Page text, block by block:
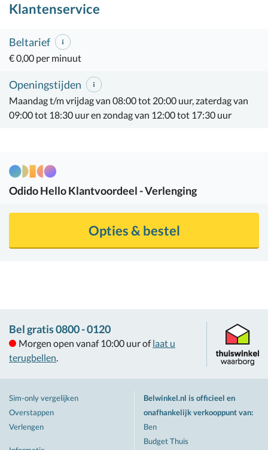
Klantenservice
Beltarief
€ 0,00 per minuut
Openingstijden
Maandag t/m vrijdag van 08:00 tot 20:00 uur, zaterdag van
09:00 tot 18:30 uur en zondag van 12:00 tot 17:30 uur
OdidoHello Klantvoordeel - Verlenging
Opties & bestel
Bel gratis 0800 - 0120
Morgen open vanaf 10:00 uur of laat u
terugbellen.
Sim-only vergelijken
Overstappen
Verlengen
Belwinkel.nl is officieel en
onafhankelijk verkooppunt van:
Ben
Budget Thuis